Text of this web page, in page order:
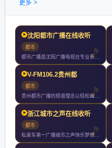
更多 >
沈阳都市广播在线收听
都市
都市广播是沈阳广播电视台专业系列广播频率之一都市广播作为辽沈
V-FM106.2贵州都
都市
贵州都市广播的频道理念以轻松幽默的风格时尚有效的内容为私家车
浙江城市之声在线收听
都市
私家车第一广播城市之声快乐梦想家拥有全球最顶尖的主持群创造知